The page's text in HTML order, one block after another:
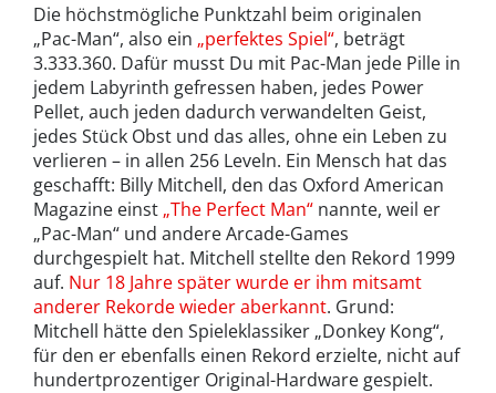
Die höchstmögliche Punktzahl beim originalen
„Pac-Man“, also ein „perfektes Spiel“, beträgt
3.333.360. Dafür musst Du mit Pac-Man jede Pille in
jedem Labyrinth gefressen haben, jedes Power
Pellet, auch jeden dadurch verwandelten Geist,
jedes Stück Obst und das alles, ohne ein Leben zu
verlieren – in allen 256 Leveln. Ein Mensch hat das
geschafft: Billy Mitchell, den das Oxford American
Magazine einst „The Perfect Man“ nannte, weil er
„Pac-Man“ und andere Arcade-Games
durchgespielt hat. Mitchell stellte den Rekord 1999
auf. Nur 18 Jahre später wurde er ihm mitsamt
anderer Rekorde wieder aberkannt. Grund:
Mitchell hätte den Spieleklassiker „Donkey Kong“,
für den er ebenfalls einen Rekord erzielte, nicht auf
hundertprozentiger Original-Hardware gespielt.